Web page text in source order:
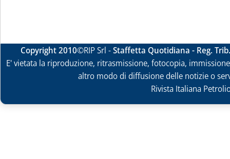
Copyright 2010©RIP Srl -Staffetta Quotidiana - Reg.
E' vietata la riproduzione, ritrasmissione, fotocopia,
altro modo di diffusione delle notizie o
Rivista Italiana